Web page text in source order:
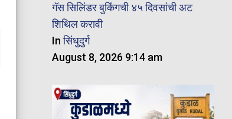
गॅस सिलिंडर बुकिंगची ४५ दिवसांची अट
शिथिल करावी
Inसिंधुदुर्ग
August 8, 2026 9:14 am